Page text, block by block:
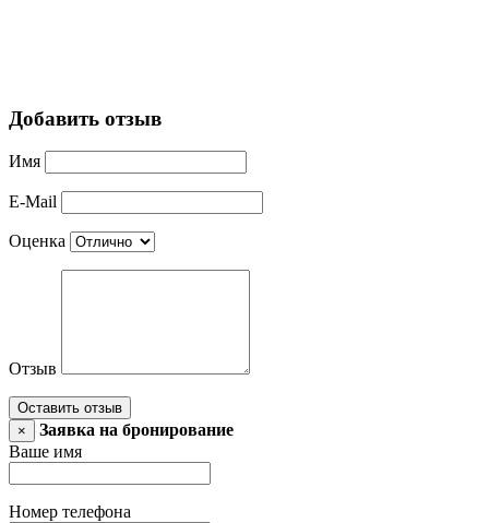
Добавить отзыв
Имя
E-Mail
Оценка
Отзыв
Оставить отзыв
×
Заявка на бронирование
Ваше имя
Номер телефона